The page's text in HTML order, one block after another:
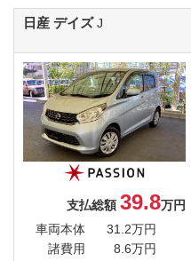
日産 デイズJ
支払総額 39.8万円
車両本体
31.2万円
諸費用
8.6万円